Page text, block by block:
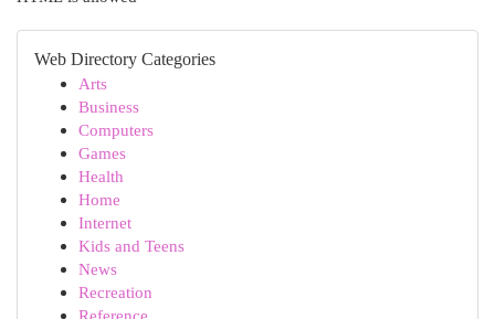
Web Directory Categories
Arts
Business
Computers
Games
Health
Home
Internet
Kids and Teens
News
Recreation
Reference